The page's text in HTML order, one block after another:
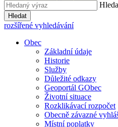
Hledat
rozšířené vyhledávání
Obec
Základní údaje
Historie
Služby
Důležité odkazy
Geoportál GObec
Životní situace
Rozklikávací rozpočet
Obecně závazné
Místní poplatky